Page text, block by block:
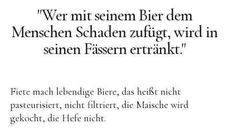
"Wer mit seinem Bier dem
Menschen Schaden zufügt, wird in
seinen Fässern ertränkt."
Fiete mach lebendige Biere, das heißt nicht
pasteurisiert, nicht filtriert, die Maische wird
gekocht, die Hefe nicht.